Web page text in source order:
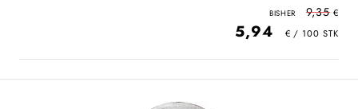
9,35
5,94